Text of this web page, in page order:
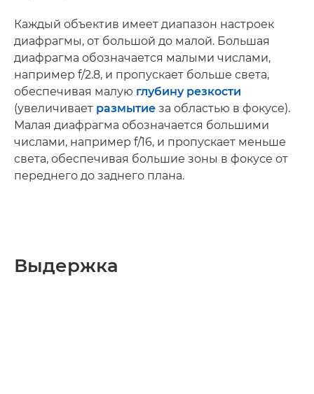
Каждый объектив имеет диапазон настроек
диафрагмы, от большой до малой. Большая
диафрагма обозначается малыми числами,
например f/2.8, и пропускает больше света,
обеспечивая малую глубину резкости
(увеличивает размытие за областью в фокусе).
Малая диафрагма обозначается большими
числами, например f/16, и пропускает меньше
света, обеспечивая большие зоны в фокусе от
переднего до заднего плана.
Выдержка